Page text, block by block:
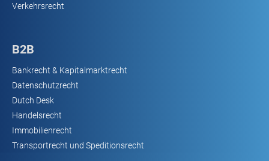
Verkehrsrecht
B2B
Bankrecht & Kapitalmarktrecht
Datenschutzrecht
Dutch Desk
Handelsrecht
Immobilienrecht
Transportrecht und Speditionsrecht